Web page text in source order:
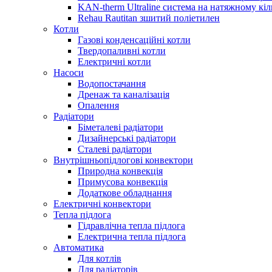
KAN-therm Ultraline система на натяжному
Rehau Rautitan зшитий поліетилен
Котли
Газові конденсаційні котли
Твердопаливні котли
Електричні котли
Насоси
Водопостачання
Дренаж та каналізація
Опалення
Радіатори
Біметалеві радіатори
Дизайнерські радіатори
Сталеві радіатори
Внутрішньопідлогові конвектори
Природна конвекція
Примусова конвекція
Додаткове обладнання
Електричні конвектори
Тепла підлога
Гідравлічна тепла підлога
Електрична тепла підлога
Автоматика
Для котлів
Для радіаторів